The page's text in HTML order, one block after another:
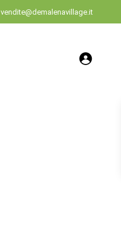
vendite@demalenavillage.it